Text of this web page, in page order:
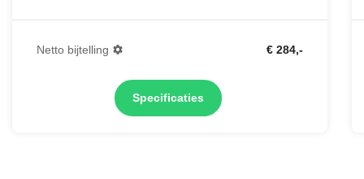
Netto bijtelling € 284,-
Specificaties